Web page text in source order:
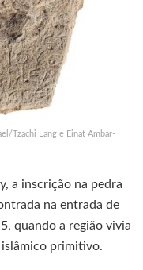
Tzachi Lang e Einat Ambar-
a inscrição na pedra
na entrada de
quando a região vivia
primitivo.